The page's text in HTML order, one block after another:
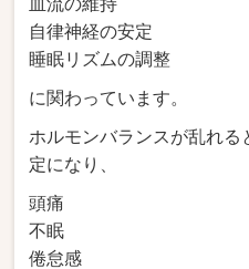
自律神経の安定
睡眠リズムの調整
に関わっています。
ホルモンバランスが乱れ
定になり、
頭痛
不眠
倦怠感